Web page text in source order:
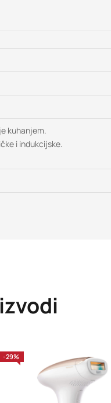
kuhanjem.
i indukcijske.
-29%